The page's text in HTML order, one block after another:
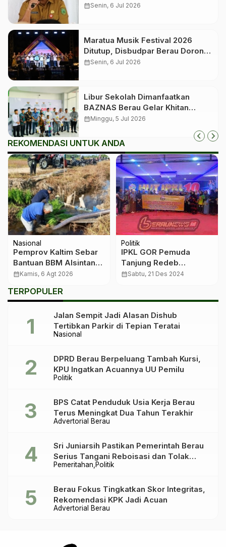
calendar_monthSenin, 6 Jul 2026
Maratua Musik Festival 2026
Ditutup, Disbudpar Berau Dorong
Event Jadi Pengungkit Pariwisata
calendar_monthSenin, 6 Jul 2026
Libur Sekolah Dimanfaatkan
BAZNAS Berau Gelar Khitan
Massal bagi 350 Anak
calendar_monthMinggu, 5 Jul 2026
REKOMENDASI UNTUK ANDA
Nasional
Pemprov Kaltim Sebar
Bantuan BBM Alsintan
ke Kelompok Tani di 10
calendar_monthKamis, 6 Agt 2026
Politik
IPKL GOR Pemuda
Tanjung Redeb
Deklarasi Damai Pasca
calendar_monthSabtu, 21 Des 2024
TERPOPULER
Nasional
Jalan Sempit Jadi Alasan Dishub
Tertibkan Parkir di Tepian Teratai
Politik
DPRD Berau Berpeluang Tambah Kursi,
KPU Ingatkan Acuannya UU Pemilu
Advertorial Berau
BPS Catat Penduduk Usia Kerja Berau
Terus Meningkat Dua Tahun Terakhir
Pemeritahan Politik
Sri Juniarsih Pastikan Pemerintah Berau
Serius Tangani Reboisasi dan Tolak
Praktik Ilegal
Advertorial Berau
Berau Fokus Tingkatkan Skor Integritas,
Rekomendasi KPK Jadi Acuan